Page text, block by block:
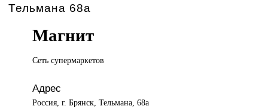
Тельмана 68а
Магнит
Сеть супермаркетов
Адрес
Россия, г. Брянск, Тельмана, 68а